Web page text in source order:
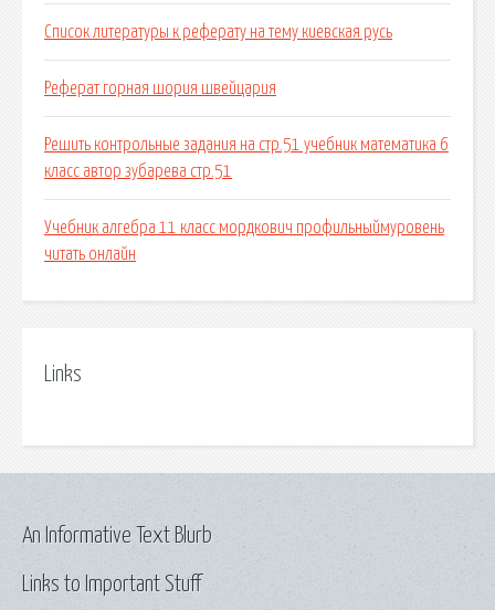
Список литературы к реферату на тему киевская русь
Реферат горная шория швейцария
Решить контрольные задания на стр.51 учебник математика 6
класс автор зубарева стр.51
Учебник алгебра 11 класс мордкович профильныймуровень
читать онлайн
Links
Links to Important Stuff
An Informative Text Blurb